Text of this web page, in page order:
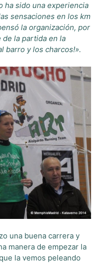
ha sido una experiencia
sensaciones en los km
la organización, por
la partida en la
barro y los charcos!».
una buena carrera y
manera de empezar la
la vemos peleando